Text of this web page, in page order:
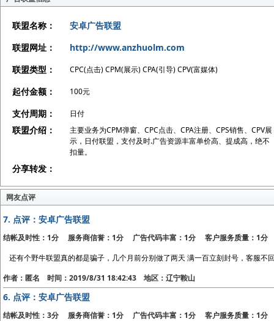
联盟名称：
安卓广告联盟
联盟网址：
http://www.anzhuolm.com
联盟类型：
CPC(点击) CPM(展示) CPA(引导) CPV(富媒体)
起付金额： 100元
支付周期： 日付
联盟介绍：
主要业务为CPM弹窗、CPC点击、CPA注册、CPS销售、CPV展
示，日付联盟，支付及时.广告资源丰富单价高、提成高，绝不
扣量。
分享转发：
网友点评
7. 点评：安卓广告联盟
结帐及时性：1分 服务商信誉：1分 广告代码丰富：1分 客户服务质量：1分
还有个野牛联盟真的都是骗子，几个月前分别做了两天 满一百立刻封号，客服不
作者：匿名 时间：2019/8/31 18:42:43 地区：辽宁鞍山
6. 点评：安卓广告联盟
结帐及时性：3分 服务商信誉：1分 广告代码丰富：1分 客户服务质量：1分